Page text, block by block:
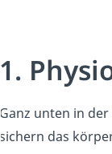
1.
Ganz unten in
sichern das